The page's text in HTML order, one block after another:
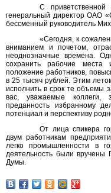
С
генеральный директор ОАО
бессменный руководитель
«Сегодня, к
вниманием и почетом,
неоднозначные времена.
сохранить рабочие места
положение работников,
в 25 тысяч рублей. Этим
исполнить в срок те объемы
вас, уважаемые коллеги,
преданность избранному
потенциал и перспективу
От лица спикера
двум работникам
легко промышленности в
деятельность были вручены
Думы.